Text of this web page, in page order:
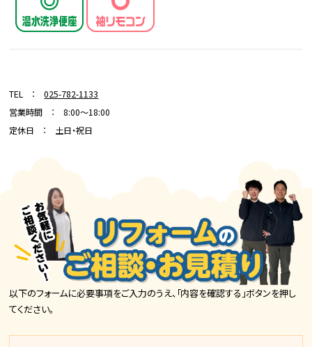
TEL ：025-782-1133
営業時間 ： 8:00～18:00
定休日 ： 土日・祝日
以下のフォームに必要事項をご入力のうえ、「内容を確認する」ボタンを押し
てください。